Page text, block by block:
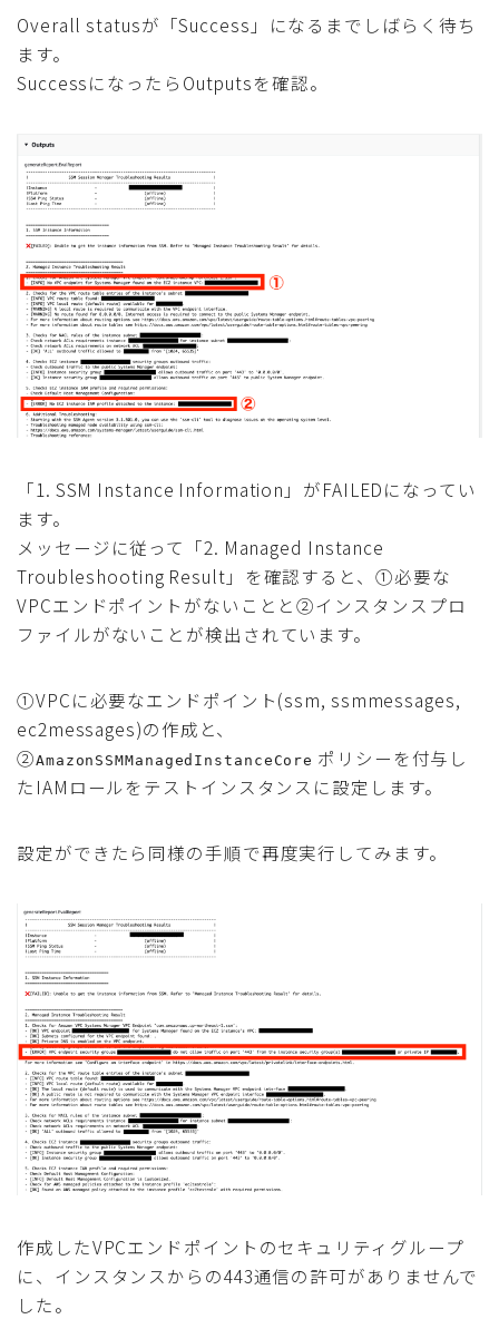
Overall statusが「Success」になるまでしばらく待ち
ます。
SuccessになったらOutputsを確認。
「1. SSM Instance Information」がFAILEDになってい
ます。
メッセージに従って「2. Managed Instance
Troubleshooting Result」を確認すると、①必要な
VPCエンドポイントがないことと②インスタンスプロ
ファイルがないことが検出されています。
①VPCに必要なエンドポイント(ssm, ssmmessages,
ec2messages)の作成と、
②AmazonSSMManagedInstanceCore ポリシーを付与し
たIAMロールをテストインスタンスに設定します。
設定ができたら同様の手順で再度実行してみます。
作成したVPCエンドポイントのセキュリティグループ
に、インスタンスからの443通信の許可がありませんで
した。